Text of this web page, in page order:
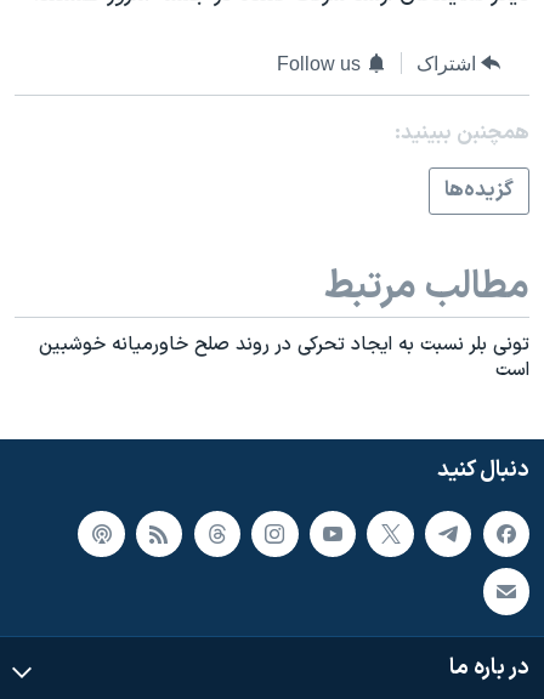
اشتراک Follow us
همچنبن ببینید:
گزيده‌ها
مطالب مرتبط
تونی بلر نسبت به ايجاد تحرکی در روند صلح خاورميانه خوشبين
است
دنبال کنید
در باره ما